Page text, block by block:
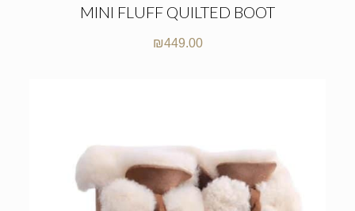
MINI FLUFF QUILTED BOOT
₪449.00